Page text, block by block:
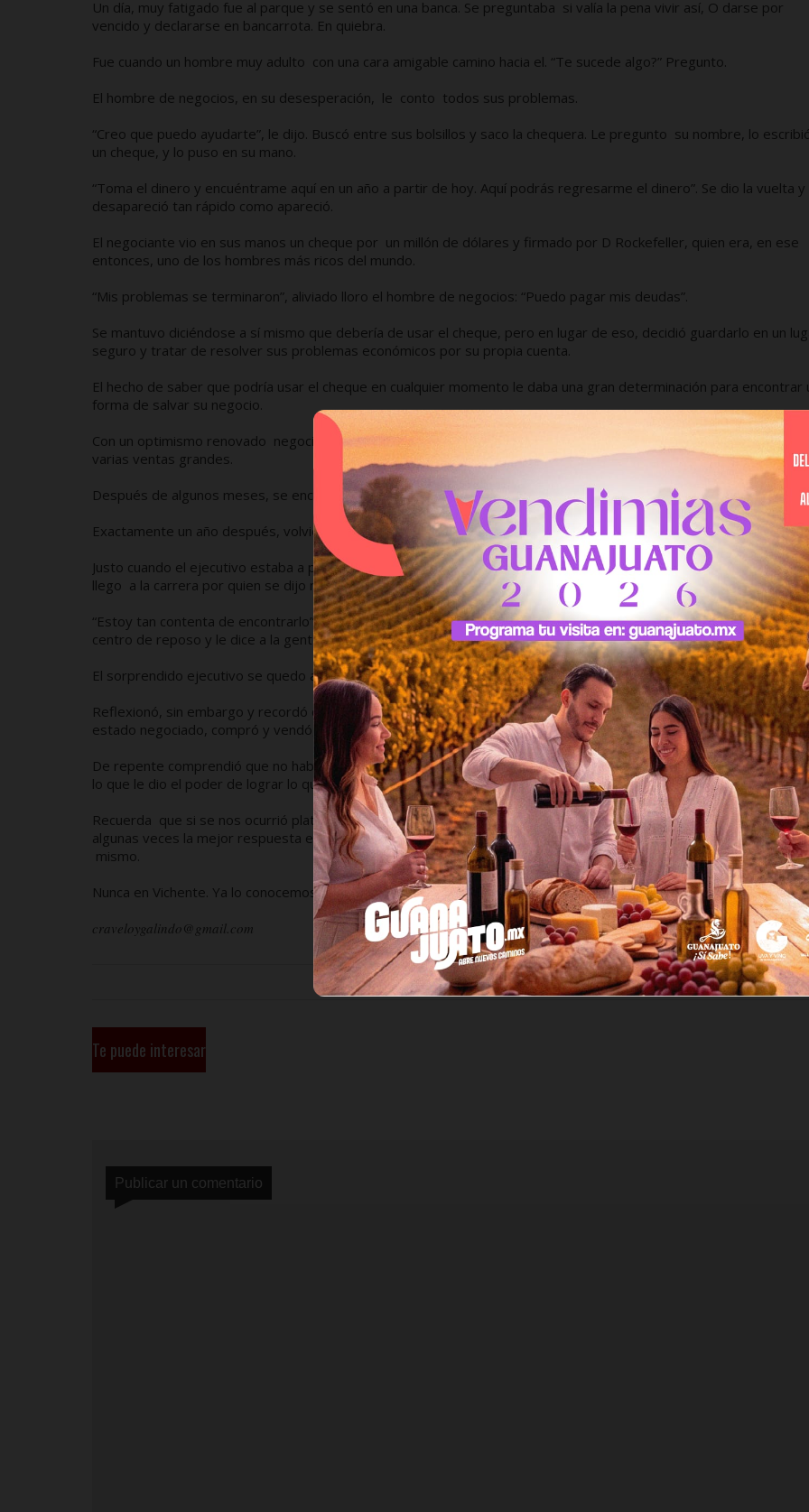
Un día, muy fatigado fue al parque y se sentó en una banca. Se preguntaba si valía la pena vivir así, O darse por
vencido y declararse en bancarrota. En quiebra.
Fue cuando un hombre muy adulto con una cara amigable camino hacia el. “Te sucede algo?” Pregunto.
El hombre de negocios, en su desesperación, le conto todos sus problemas.
“Creo que puedo ayudarte”, le dijo. Buscó entre sus bolsillos y saco la chequera. Le pregunto su nombre, lo
un cheque, y lo puso en su mano.
“Toma el dinero y encuéntrame aquí en un año a partir de hoy. Aquí podrás regresarme el dinero”. Se dio la vuelta y
desapareció tan rápido como apareció.
El negociante vio en sus manos un cheque por un millón de dólares y firmado por D Rockefeller, quien era, en ese
entonces, uno de los hombres más ricos del mundo.
“Mis problemas se terminaron”, aliviado lloro el hombre de negocios: “Puedo pagar mis deudas”.
Se mantuvo diciéndose a sí mismo que debería de usar el cheque, pero en lugar de eso, decidió guardarlo en un
seguro y tratar de resolver sus problemas económicos por su propia cuenta.
El hecho de saber que podría usar el cheque en cualquier momento le daba una gran determinación para encontrar
forma de salvar su negocio.
Con un optimismo renovado negocio sus tratos de una mejor manera y extendió los términos de pago. Además
varias ventas grandes.
Después de algunos meses, se encontraba libre de deudas y con dinero nuevamente.
Exactamente un año después, volvió al parque con el cheque intacto. A la hora acordada, apareció su salvador.
Justo cuando el ejecutivo estaba a punto de poner el cheque en su mano y contarle su exitosa historia, una
llego a la carrera por quien se dijo millonario.
“Estoy tan contenta de encontrarlo”, dijo ella. Y explicó: “Espero que no lo haya molestado. El siempre se escapa
centro de reposo y le dice a la gente que es John D. Rockefeller”, y se lo llevó.
El sorprendido ejecutivo se quedo aturdido.
Reflexionó, sin embargo y recordó que exactamente hacía un año antes, con el apoyo simbólico del ese cheque
estado negociado, compró y vendó, convencido de que tenía un millón de dólares detrás de él.
De repente comprendió que no había sido el dinero, real o imaginario, lo que había cambiado su vida. Fue su
lo que le dio el poder de lograr lo que no había hecho antes.
Recuerda que si se nos ocurrió platicarte esta anécdota o historia imaginaria fue con el objeto de recordarnos que
algunas veces la mejor respuesta está dentro de uno si tan solo encontramos el sentido de la confianza en uno
mismo.
Nunca en Vichente. Ya lo conocemos. Ni modo.
craveloygalindo@gmail.com
Te puede interesar
Publicar un comentario